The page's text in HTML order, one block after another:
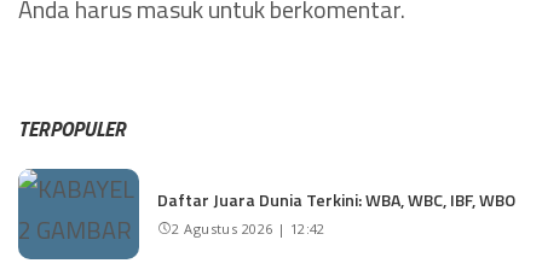
Anda harusmasukuntuk berkomentar.
TERPOPULER
Daftar Juara Dunia Terkini: WBA, WBC, IBF, WBO
2 Agustus 2026 | 12:42